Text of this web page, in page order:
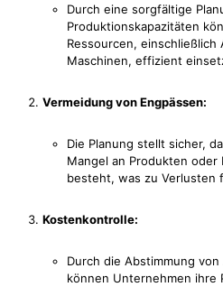
Durch eine sorgfältige
Produktionskapazitäten
Ressourcen,
Maschinen, effizient
Vermeidung von Engpässen:
Die Planung stellt sicher,
Mangel an Produkten oder
besteht, was zu Verlusten
Kostenkontrolle:
Durch die Abstimmung
können Unternehmen ihre